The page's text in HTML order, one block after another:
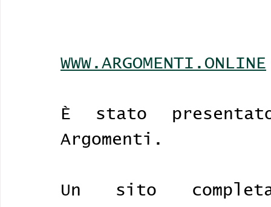
WWW.ARGOMENTI.ONLINE
È stato
Argomenti.
Un sito